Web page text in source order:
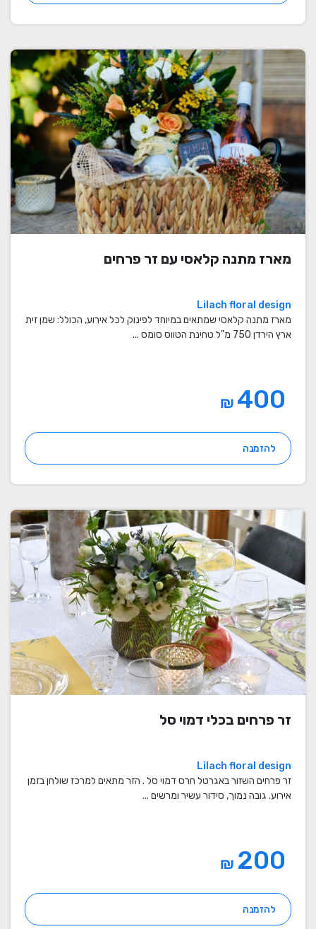
מארז מתנה קלאסי עם זר פרחים
Lilach floral design
מארז מתנה קלאסי שמתאים במיוחד לפינוק לכל אירוע, הכולל: שמן זית
ארץ הירדן 750 מ"ל טחינת הטווס סומס ...
₪
להזמנה
זר פרחים בכלי דמוי סל
Lilach floral design
זר פרחים השזור באגרטל חרס דמוי סל . הזר מתאים למרכז שולחן בזמן
אירוע. גובה נמוך, סידור עשיר ומרשים ...
₪
להזמנה